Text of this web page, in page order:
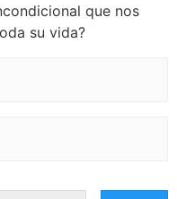
que nos
su vida?